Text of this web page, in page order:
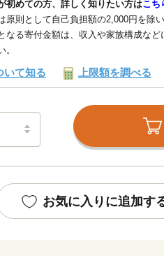
初めての方、詳しく知りたい方はこち
原則として自己負担額の2,000円を除
なる寄付金額は、収入や家族構成な
。
いて知る 上限額を調べる
お気に入りに追加す